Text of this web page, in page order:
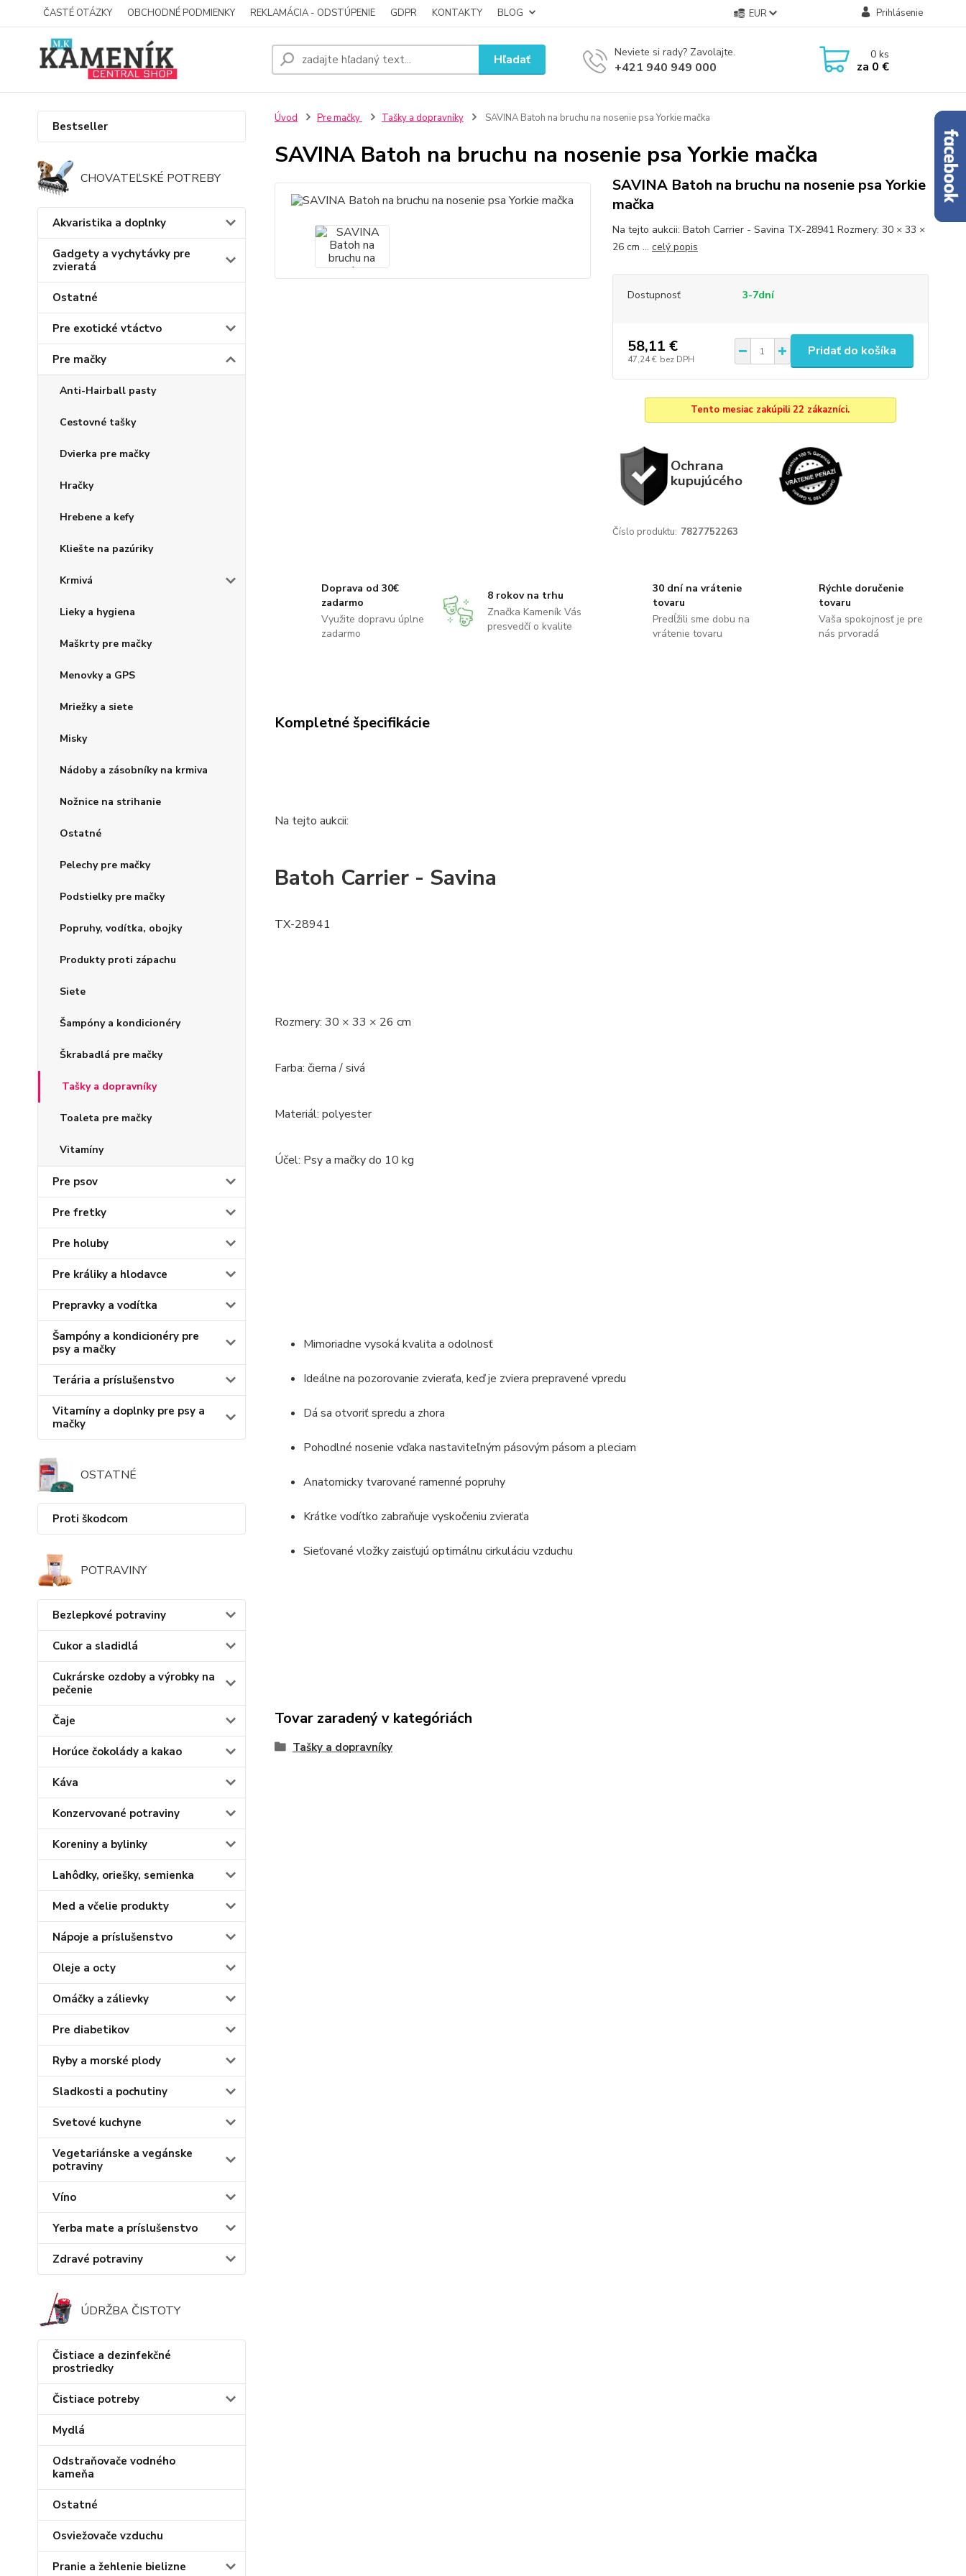
ČASTÉ OTÁZKY OBCHODNÉ PODMIENKY REKLAMÁCIA - ODSTÚPENIE GDPR KONTAKTY BLOG EUR Prihlásenie
Hľadať Neviete si rady? Zavolajte.
+421 940 949 000
0ks
za 0 €
Bestseller
CHOVATEĽSKÉ POTREBY
Akvaristika a doplnky
Gadgety a vychytávky pre
zvieratá
Ostatné
Pre exotické vtáctvo
Pre mačky
Anti-Hairball pasty
Cestovné tašky
Dvierka pre mačky
Hračky
Hrebene a kefy
Kliešte na pazúriky
Krmivá
Lieky a hygiena
Maškrty pre mačky
Menovky a GPS
Mriežky a siete
Misky
Nádoby a zásobníky na krmiva
Nožnice na strihanie
Ostatné
Pelechy pre mačky
Podstielky pre mačky
Popruhy, vodítka, obojky
Produkty proti zápachu
Siete
Šampóny a kondicionéry
Škrabadlá pre mačky
Tašky a dopravníky
Toaleta pre mačky
Vitamíny
Pre psov
Pre fretky
Pre holuby
Pre králiky a hlodavce
Prepravky a vodítka
Šampóny a kondicionéry pre
psy a mačky
Terária a príslušenstvo
Vitamíny a doplnky pre psy a
mačky
OSTATNÉ
Proti škodcom
POTRAVINY
Bezlepkové potraviny
Cukor a sladidlá
Cukrárske ozdoby a výrobky na
pečenie
Čaje
Horúce čokolády a kakao
Káva
Konzervované potraviny
Koreniny a bylinky
Lahôdky, oriešky, semienka
Med a včelie produkty
Nápoje a príslušenstvo
Oleje a octy
Omáčky a zálievky
Pre diabetikov
Ryby a morské plody
Sladkosti a pochutiny
Svetové kuchyne
Vegetariánske a vegánske
potraviny
Víno
Yerba mate a príslušenstvo
Zdravé potraviny
ÚDRŽBA ČISTOTY
Čistiace a dezinfekčné
prostriedky
Čistiace potreby
Mydlá
Odstraňovače vodného
kameňa
Ostatné
Osviežovače vzduchu
Pranie a žehlenie bielizne
Úvod Pre mačky Tašky a dopravníky SAVINA Batoh na bruchu na nosenie psa Yorkie mačka
SAVINA Batoh na bruchu na nosenie psa Yorkie mačka
SAVINA Batoh na bruchu na nosenie psa Yorkie
mačka
Na tejto aukcii: Batoh Carrier - Savina TX-28941 Rozmery: 30 × 33 ×
26 cm ... celý popis
Dostupnosť 3-7dní
58,11 €
47,24 € bez DPH
Pridať do košíka
Tento mesiac zakúpili 22 zákazníci.
Ochrana
kupujúcého
Číslo produktu: 7827752263
Doprava od 30€
zadarmo
Využite dopravu úplne
zadarmo
8 rokov na trhu
Značka Kameník Vás
presvedčí o kvalite
30 dní na vrátenie
tovaru
Predĺžili sme dobu na
vrátenie tovaru
Rýchle doručenie
tovaru
Vaša spokojnosť je pre
nás prvoradá
Kompletné špecifikácie
Na tejto aukcii:
Batoh Carrier - Savina
TX-28941
Rozmery: 30 × 33 × 26 cm
Farba: čierna / sivá
Materiál: polyester
Účel: Psy a mačky do 10 kg
Mimoriadne vysoká kvalita a odolnosť
Ideálne na pozorovanie zvieraťa, keď je zviera prepravené vpredu
Dá sa otvoriť spredu a zhora
Pohodlné nosenie vďaka nastaviteľným pásovým pásom a pleciam
Anatomicky tvarované ramenné popruhy
Krátke vodítko zabraňuje vyskočeniu zvieraťa
Sieťované vložky zaisťujú optimálnu cirkuláciu vzduchu
Tovar zaradený v kategóriách
Tašky a dopravníky